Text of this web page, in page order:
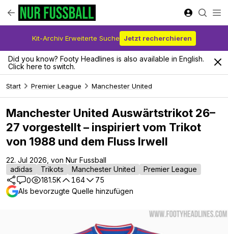
Kit-Archiv Erweiterte Suche Jetzt recherchieren
Did you know? Footy Headlines is also available in English.
Click here to switch.
Start Premier League Manchester United
Manchester United Auswärtstrikot 26–
27 vorgestellt – inspiriert vom Trikot
von 1988 und dem Fluss Irwell
22. Jul 2026, von Nur Fussball
adidas
Trikots Manchester United
Premier League
0
181.5K 164
75
Als bevorzugte Quelle hinzufügen